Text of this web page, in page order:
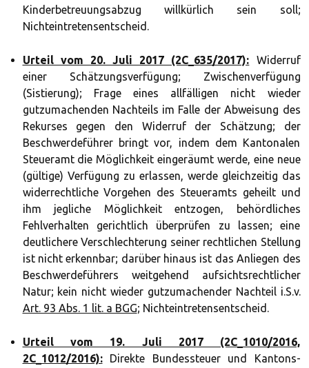
Kinderbetreuungsabzug willkürlich sein soll;
Nichteintretensentscheid.
Urteil vom 20. Juli 2017 (2C_635/2017): Widerruf
einer Schätzungsverfügung; Zwischenverfügung
(Sistierung); Frage eines allfälligen nicht wieder
gutzumachenden Nachteils im Falle der Abweisung des
Rekurses gegen den Widerruf der Schätzung; der
Beschwerdeführer bringt vor, indem dem Kantonalen
Steueramt die Möglichkeit eingeräumt werde, eine neue
(gültige) Verfügung zu erlassen, werde gleichzeitig das
widerrechtliche Vorgehen des Steueramts geheilt und
ihm jegliche Möglichkeit entzogen, behördliches
Fehlverhalten gerichtlich überprüfen zu lassen; eine
deutlichere Verschlechterung seiner rechtlichen Stellung
ist nicht erkennbar; darüber hinaus ist das Anliegen des
Beschwerdeführers weitgehend aufsichtsrechtlicher
Natur; kein nicht wieder gutzumachender Nachteil i.S.v.
Art. 93 Abs. 1 lit. a BGG; Nichteintretensentscheid.
Urteil vom 19. Juli 2017 (2C_1010/2016,
2C_1012/2016):Direkte Bundessteuer und Kantons-